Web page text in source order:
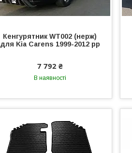
Кенгурятник WT002 (нерж)
для Kia Carens 1999-2012 рр
7 792 ₴
В наявності